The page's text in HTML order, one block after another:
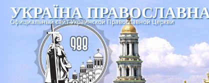
УКРАЇНА
Официальный сайт Украинской Православной Церкви